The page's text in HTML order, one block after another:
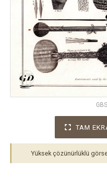
TAM
Yüksek çözünürlüklü